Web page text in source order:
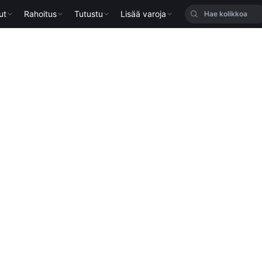
Rahoitus Tutustu Lisää varoja